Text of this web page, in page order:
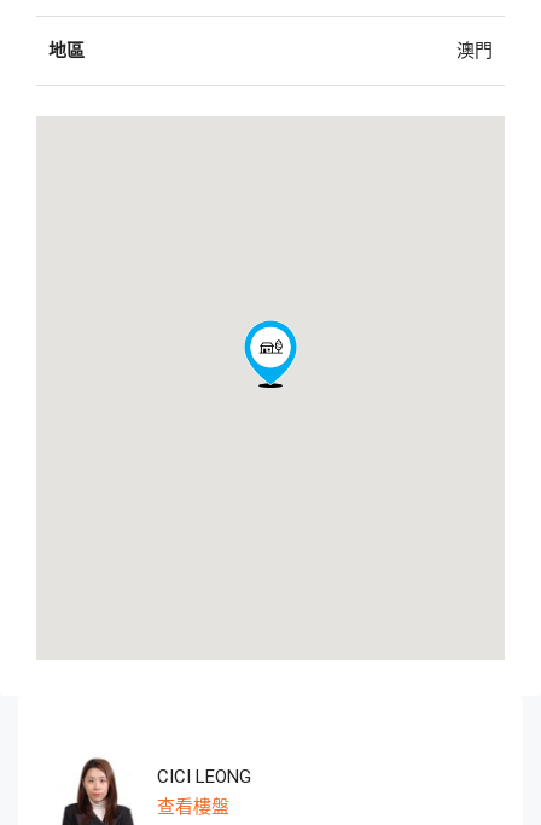
地區 澳門
CICI LEONG
查看樓盤